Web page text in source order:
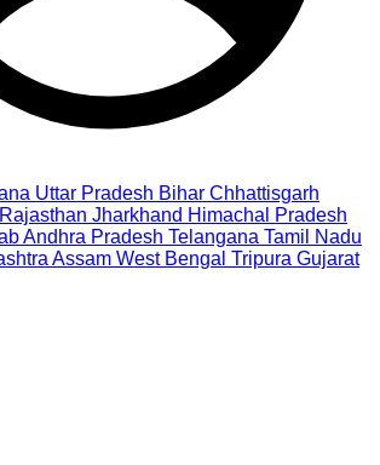
Uttar Pradesh Bihar Chhattisgarh
Rajasthan Jharkhand Himachal Pradesh
Andhra Pradesh Telangana Tamil Nadu
Assam West Bengal Tripura Gujarat